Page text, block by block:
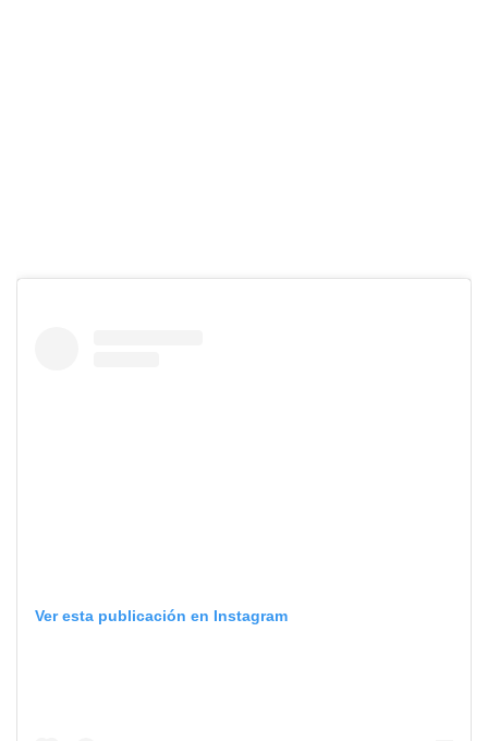
Ver esta publicación en Instagram